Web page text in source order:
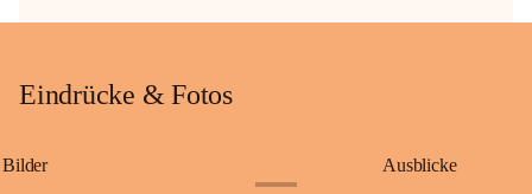
Eindrücke & Fotos
Bilder Ausblicke